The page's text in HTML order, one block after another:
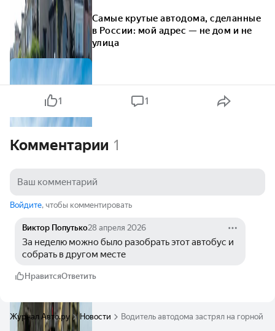
Самые крутые автодома, сделанные
в России: мой адрес — не дом и не
улица
1 1
Комментарии 1
Войдите, чтобы комментировать
Виктор Попутько28 апреля 2026
За неделю можно было разобрать этот автобус и
собрать в другом месте
НравитсяОтветить
Журнал Авто.ру Новости Водитель автодома застрял на горной